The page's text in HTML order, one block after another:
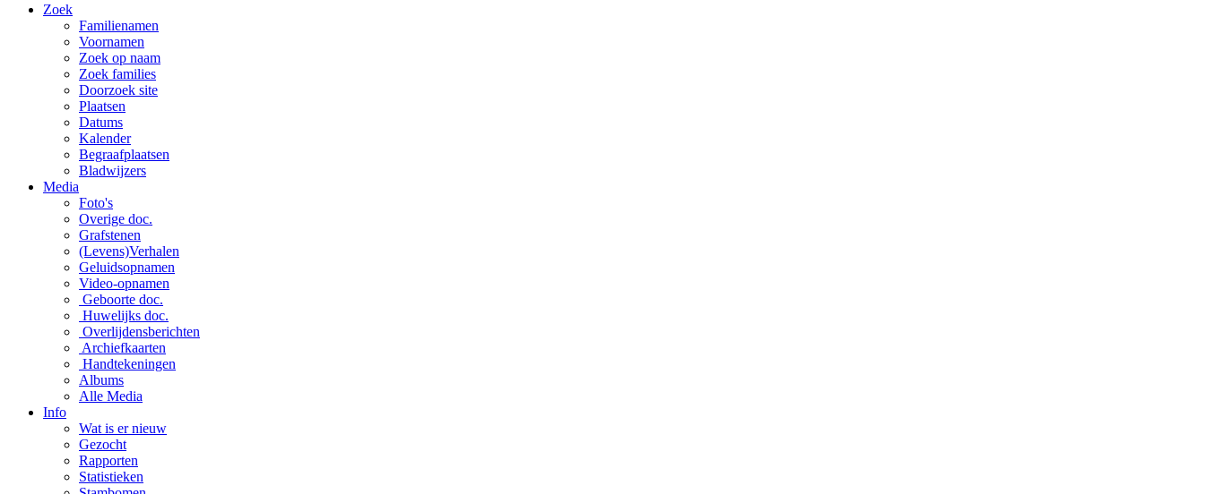
Zoek
Familienamen
Voornamen
Zoek op naam
Zoek families
Doorzoek site
Plaatsen
Datums
Kalender
Begraafplaatsen
Bladwijzers
Media
Foto's
Overige doc.
Grafstenen
(Levens)Verhalen
Geluidsopnamen
Video-opnamen
Geboorte doc.
Huwelijks doc.
Overlijdensberichten
Archiefkaarten
Handtekeningen
Albums
Alle Media
Info
Wat is er nieuw
Gezocht
Rapporten
Statistieken